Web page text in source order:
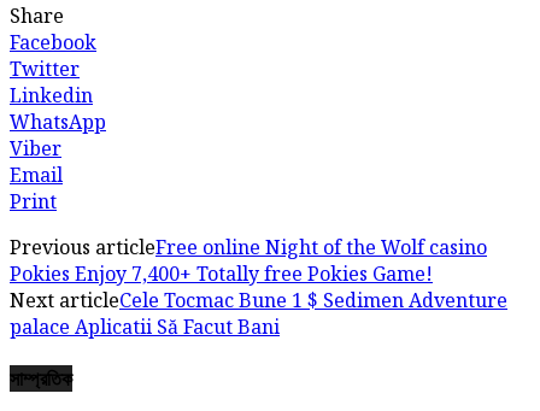
Share
Facebook
Twitter
Linkedin
WhatsApp
Viber
Email
Print
Previous articleFree online Night of the Wolf casino
Pokies Enjoy 7,400+ Totally free Pokies Game!
Next articleCele Tocmac Bune 1 $ Sedimen Adventure
palace Aplicatii Să Facut Bani
সাম্প্রতিক